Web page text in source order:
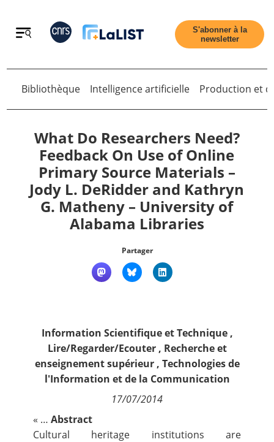
Retour
Accueil
Tous les articles
S'abonner à la
newsletter
Bibliothèque Intelligence artificielle Production et
What Do Researchers Need?
Feedback On Use of Online
Primary Source Materials –
Jody L. DeRidder and Kathryn
G. Matheny – University of
Alabama Libraries
Partager
Information Scientifique et Technique,
Lire/Regarder/Ecouter, Recherche et
enseignement supérieur, Technologies de
l'Information et de la Communication
17/07/2014
« …Abstract
Cultural heritage institutions are